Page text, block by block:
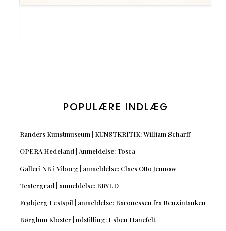
POPULÆRE INDLÆG
Randers Kunstmuseum | KUNSTKRITIK: William Scharff
OPERA Hedeland | Anmeldelse: Tosca
Galleri NB i Viborg | anmeldelse: Claes Otto Jennow
Teatergrad | anmeldelse: BRYLD
Frøbjerg Festspil | anmeldelse: Baronessen fra Benzintanken
Børglum Kloster | udstilling: Esben Hanefelt